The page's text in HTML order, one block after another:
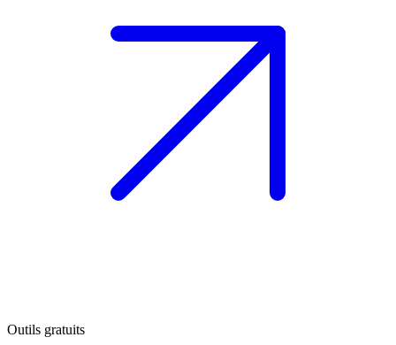
Outils gratuits